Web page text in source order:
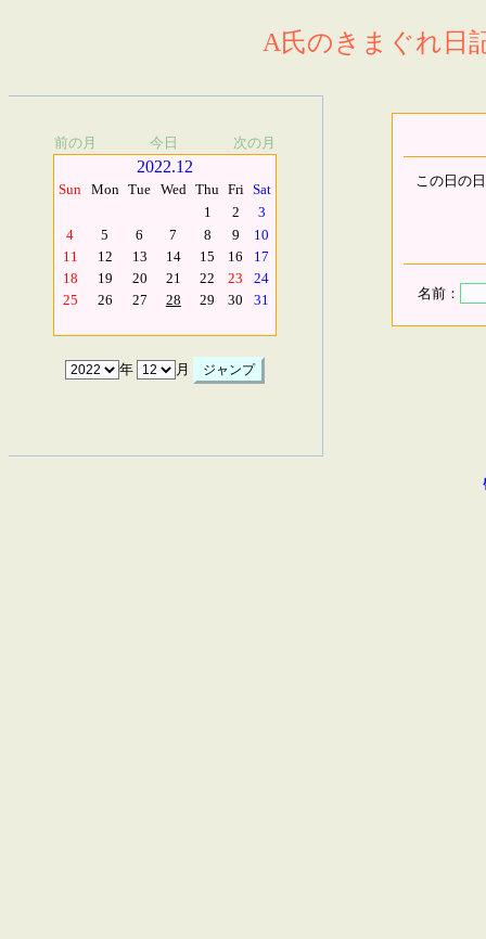
A氏のきまぐれ日
前の月 今日 次の月
2022.12
Sun Mon Tue Wed Thu Fri Sat
1
2
3
4
5 6 7 8 9
10
11
12 13 14 15 16
17
18
19 20 21 22 23
24
25
26 27 28 29 30 31
年 月
この日の
名前：